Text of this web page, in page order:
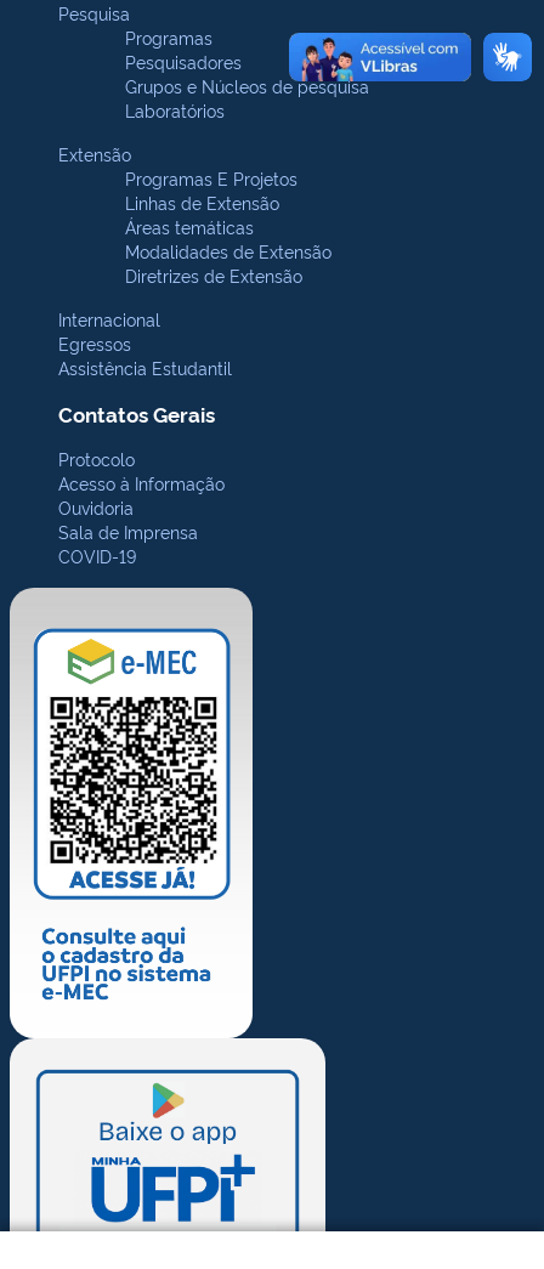
Pesquisa
Programas
Pesquisadores
Grupos e Núcleos de pesquisa
Laboratórios
Extensão
Programas E Projetos
Linhas de Extensão
Áreas temáticas
Modalidades de Extensão
Diretrizes de Extensão
Internacional
Egressos
Assistência Estudantil
Contatos Gerais
Protocolo
Acesso à Informação
Ouvidoria
Sala de Imprensa
COVID-19